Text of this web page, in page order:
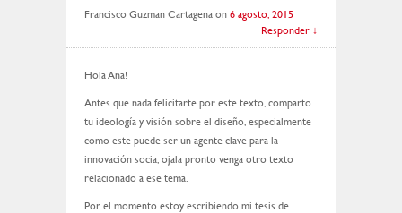
Francisco Guzman Cartagena on 6 agosto, 2015
Responder ↓
Hola Ana!
Antes que nada felicitarte por este texto, comparto
tu ideología y visión sobre el diseño, especialmente
como este puede ser un agente clave para la
innovación socia, ojala pronto venga otro texto
relacionado a ese tema.
Por el momento estoy escribiendo mi tesis de